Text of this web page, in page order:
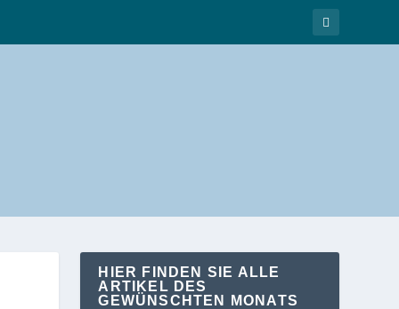
HIER FINDEN SIE ALLE
ARTIKEL DES
GEWÜNSCHTEN MONATS